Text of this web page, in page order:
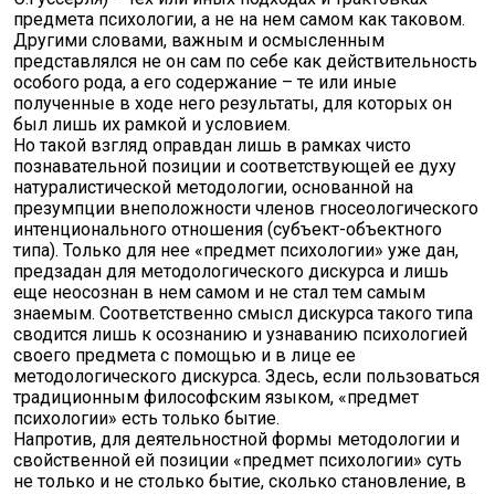
предмета психологии, а не на нем самом как таковом.
Другими словами, важным и осмысленным
представлялся не он сам по себе как действительность
особого рода, а его содержание – те или иные
полученные в ходе него результаты, для которых он
был лишь их рамкой и условием.
Но такой взгляд оправдан лишь в рамках чисто
познавательной позиции и соответствующей ее духу
натуралистической методологии, основанной на
презумпции внеположности членов гносеологического
интенционального отношения (субъект-объектного
типа). Только для нее «предмет психологии» уже дан,
предзадан для методологического дискурса и лишь
еще неосознан в нем самом и не стал тем самым
знаемым. Соответственно смысл дискурса такого типа
сводится лишь к осознанию и узнаванию психологией
своего предмета с помощью и в лице ее
методологического дискурса. Здесь, если пользоваться
традиционным философским языком, «предмет
психологии» есть только бытие.
Напротив, для деятельностной формы методологии и
свойственной ей позиции «предмет психологии» суть
не только и не столько бытие, сколько становление, в